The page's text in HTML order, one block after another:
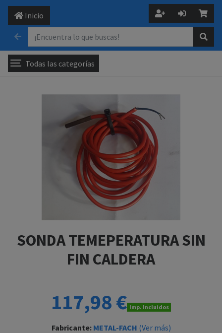
Inicio
Todas las categorías
SONDA TEMEPERATURA SIN
FIN CALDERA
117,98 € Imp. Incluidos
Fabricante: METAL-FACH (Ver más)